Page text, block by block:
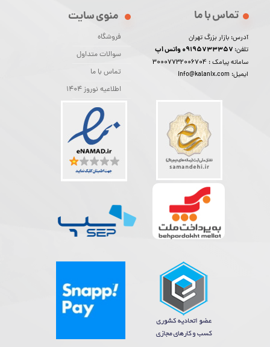
منوی سایت
فروشگاه
سوالات متداول
تماس با ما
اطلاعیه نوروز 1404
تماس با ما
آدرس: بازار بزرگ تهران
تلفن:
سامانه پیامک : 30007732006704
ایمیل: info@kalanix.com